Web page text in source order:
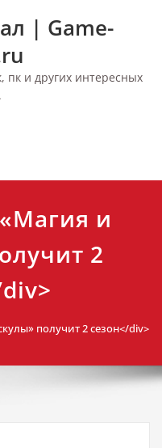
| Game-
пк и других интересных
и
2
получит 2 сезон</div>